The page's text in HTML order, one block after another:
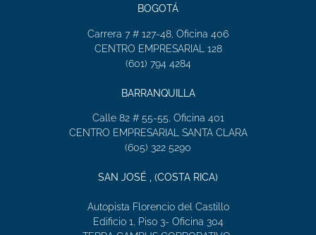
BOGOTÁ
Carrera 7 # 127-48, Oficina 406
CENTRO EMPRESARIAL 128
(601) 794 4284
BARRANQUILLA
Calle 82 # 55-55, Oficina 401
CENTRO EMPRESARIAL SANTA CLARA
(605) 322 5290
SAN JOSÉ , (COSTA RICA)
Autopista Florencio del Castillo
Edificio 1, Piso 3- Oficina 304